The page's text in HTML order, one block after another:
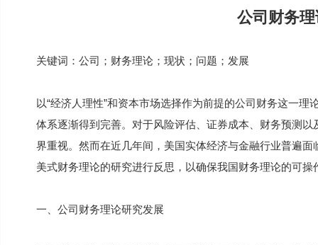
公司财务
关键词：公司；财务理论；现状；问题；发展
以“经济人理性”和资本市场选择作为前提的公司财务这一
体系逐渐得到完善。对于风险评估、证券成本、财务预测
界重视。然而在近几年间，美国实体经济与金融行业普遍
美式财务理论的研究进行反思，以确保我国财务理论的可操
一、公司财务理论研究发展